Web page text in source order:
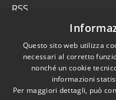
RSS
Cookie
Mappa del sito
Area Interna
Dichiarazione di
Questo sito web utilizza
necessari al corretto
nonché un cookie
informazioni
Per maggiori dettagli, può